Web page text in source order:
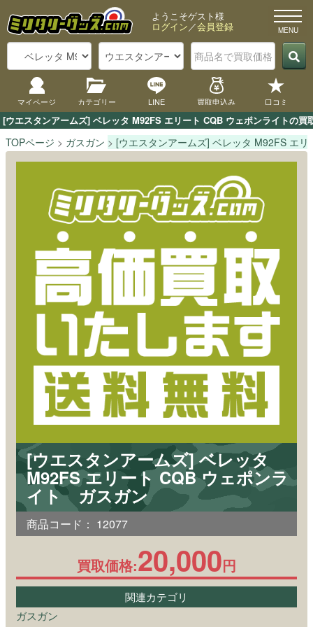
[ウエスタンアームズ] ベレッタ M92FS エリート CQB ウェポンライトの
ようこそゲスト様
ログイン／会員登録
マイページ カテゴリー LINE 買取申込み 口コミ
TOPページ ガスガン [ウエスタンアームズ] ベレッタ M92FS エ
[ウエスタンアームズ] ベレッタ
M92FS エリート CQB ウェポンラ
イト ガスガン
商品コード： 12077
買取価格:20,000円
関連カテゴリ
ガスガン